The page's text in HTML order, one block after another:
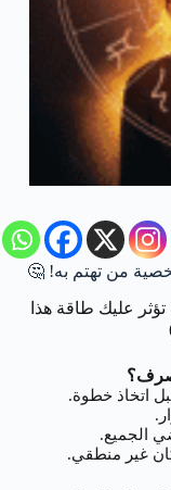
من تهتم به! 🤔
عليك طاقة هذا
اتخاذ خطوة.
الجميع.
غير منطقي.